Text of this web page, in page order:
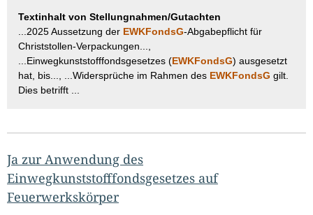
Textinhalt von Stellungnahmen/Gutachten
...2025 Aussetzung der EWKFondsG-Abgabepflicht für
Christstollen-Verpackungen...,
...Einwegkunststofffondsgesetzes (EWKFondsG) ausgesetzt
hat, bis..., ...Widersprüche im Rahmen des EWKFondsG gilt.
Dies betrifft ...
Ja zur Anwendung des
Einwegkunststofffondsgesetzes auf
Feuerwerkskörper